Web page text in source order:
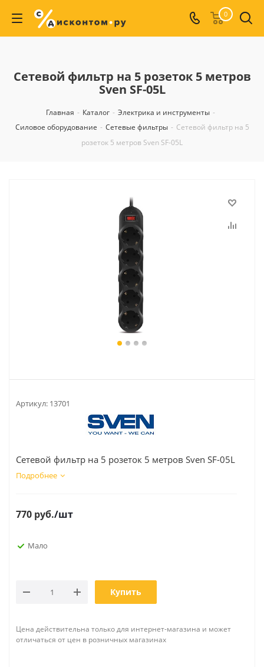
0
Сетевой фильтр на 5 розеток 5 метров
Sven SF-05L
Главная - Каталог - Электрика и инструменты -
Силовое оборудование - Сетевые фильтры - Сетевой фильтр на 5
розеток 5 метров Sven SF-05L
Артикул: 13701
Сетевой фильтр на 5 розеток 5 метров Sven SF-05L
Подробнее
770 руб./шт
Мало
Купить
Цена действительна только для интернет-магазина и может
отличаться от цен в розничных магазинах